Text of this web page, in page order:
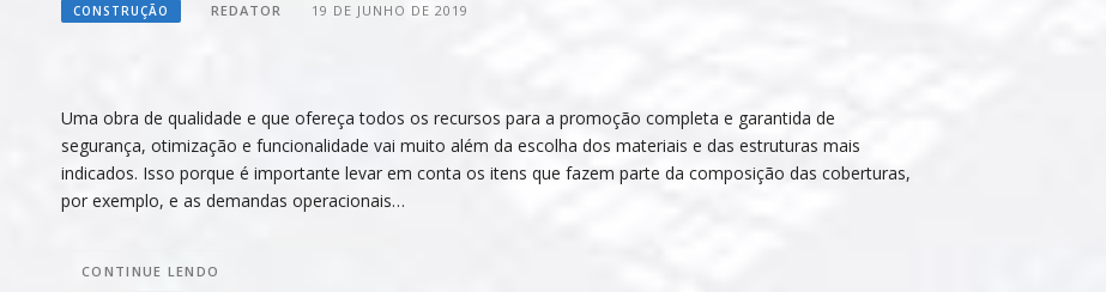
CONSTRUÇÃO REDATOR 19 DE JUNHO DE 2019
Uma obra de qualidade e que ofereça todos os recursos para a promoção completa e garantida de
segurança, otimização e funcionalidade vai muito além da escolha dos materiais e das estruturas mais
indicados. Isso porque é importante levar em conta os itens que fazem parte da composição das coberturas,
por exemplo, e as demandas operacionais…
CONTINUE LENDO